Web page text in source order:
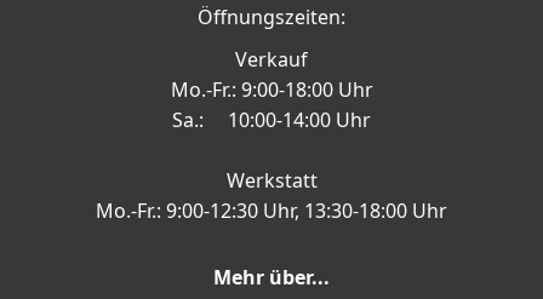
Öffnungszeiten:
Verkauf
Mo.-Fr.: 9:00-18:00 Uhr
Sa.: 10:00-14:00 Uhr
Werkstatt
Mo.-Fr.: 9:00-12:30 Uhr, 13:30-18:00 Uhr
Mehr über...